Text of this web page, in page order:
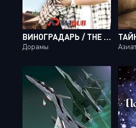
ВИНОГРАДАРЬ / THE VINEYARD MAN [16 ИЗ 16]
Дорамы